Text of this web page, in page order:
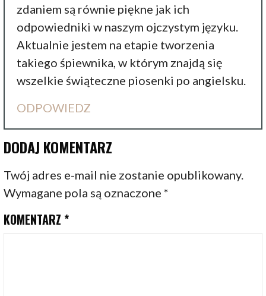
zdaniem są równie piękne jak ich
odpowiedniki w naszym ojczystym języku.
Aktualnie jestem na etapie tworzenia
takiego śpiewnika, w którym znajdą się
wszelkie świąteczne piosenki po angielsku.
ODPOWIEDZ
DODAJ KOMENTARZ
Twój adres e-mail nie zostanie opublikowany.
Wymagane pola są oznaczone*
KOMENTARZ *